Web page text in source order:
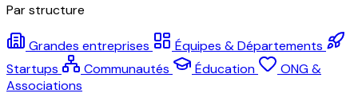
Par structure
Grandes entreprises
Équipes & Départements
Startups
Communautés Éducation
ONG &
Associations